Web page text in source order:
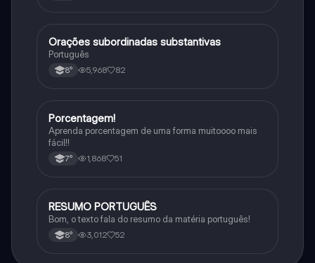
Português
Orações subordinadas substantivas
Português
8° 5,968 82
Matematica
Porcentagem!
Aprenda porcentagem de uma forma muitoooo mais
fácil!!
7° 1,868 51
Português
RESUMO PORTUGUÊS
Bom, o texto fala do resumo da matéria português!
8° 3,012 52